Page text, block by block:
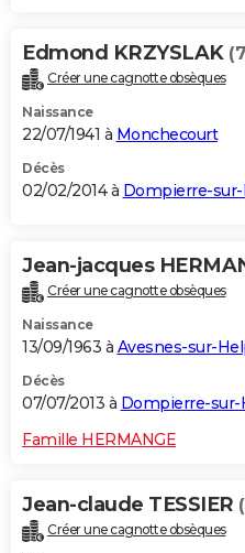
Edmond KRZYSLAK
Créer une cagnotte obsèques
Naissance
22/07/1941 à Monchecourt
Décès
02/02/2014 à Dompierre-
Jean-jacques
Créer une cagnotte obsèques
Naissance
13/09/1963 à Avesnes-sur-
Décès
07/07/2013 à Dompierre-sur-
Famille HERMANGE
Jean-claude TESSIER
Créer une cagnotte obsèques